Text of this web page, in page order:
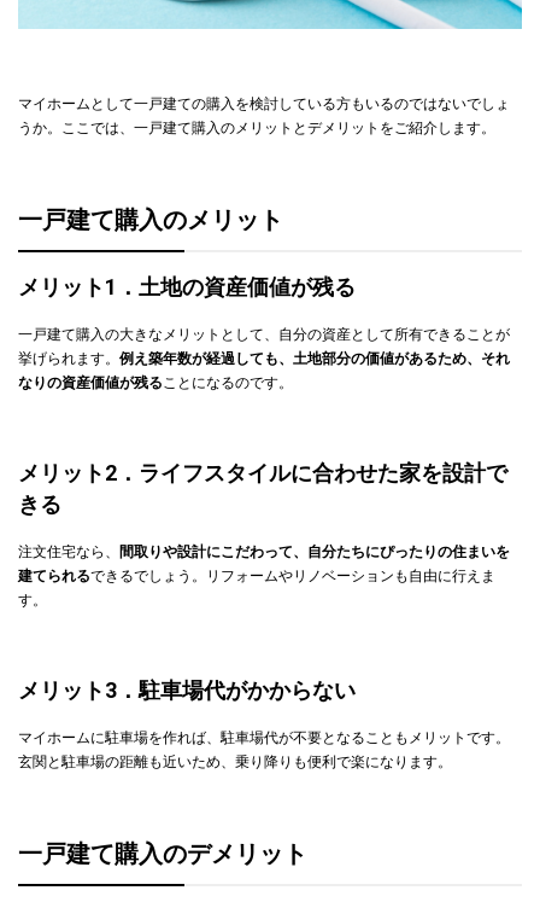
マイホームとして一戸建ての購入を検討している方もいるのではないでしょ
うか。ここでは、一戸建て購入のメリットとデメリットをご紹介します。
一戸建て購入のメリット
メリット1．土地の資産価値が残る
一戸建て購入の大きなメリットとして、自分の資産として所有できることが
挙げられます。 例え築年数が経過しても、土地部分の価値があるため、それ
なりの資産価値が残る ことになるのです。
メリット2．ライフスタイルに合わせた家を設計で
きる
注文住宅なら、 間取りや設計にこだわって、自分たちにぴったりの住まいを
建てられるできるでしょう。リフォームやリノベーションも自由に行えま
す。
メリット3．駐車場代がかからない
マイホームに駐車場を作れば、駐車場代が不要となることもメリットです。
玄関と駐車場の距離も近いため、乗り降りも便利で楽になります。
一戸建て購入のデメリット